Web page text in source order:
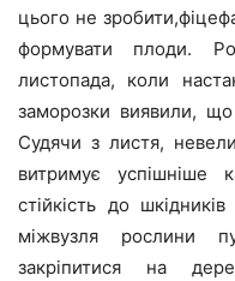
цього не
формувати плоди.
листопада, коли
заморозки виявили, що
Судячи з листя,
витримує успішніше
стійкість до
міжвузля рослини
закріпитися на